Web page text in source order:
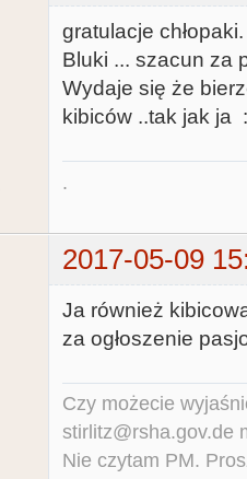
gratulacje chłopaki.
Bluki ... szacun za
Wydaje się że
kibiców ..tak jak ja
.
2017-05-09
Ja również
za ogłoszenie
Czy możecie
stirlitz@rsha.gov.de
Nie czytam PM.